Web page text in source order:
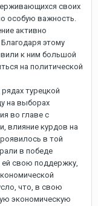
своих
особую важность.
активно
этому
к ним большой
на политической
турецкой
на выборах
во главе с
влияние курдов на
в той
в победе
ей свою поддержку,
что, в свою
экономическую